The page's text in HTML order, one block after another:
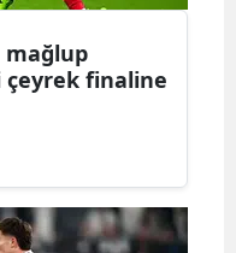
mağlup
çeyrek finaline